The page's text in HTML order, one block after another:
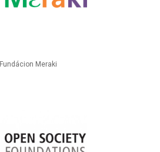
Fundácion Meraki